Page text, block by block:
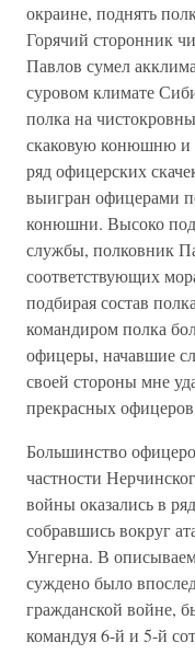
окраине, поднять
Горячий сторонник
Павлов сумел
суровом климате
полка на
скаковую конюшню и
ряд офицерских
выигран офицерами
конюшни. Высоко
службы, полковник
соответствующих
подбирая состав
командиром полка
офицеры, начавшие
своей стороны мне
прекрасных
Большинство
частности
войны оказались в
собравшись вокруг
Унгерна. В
суждено было
гражданской войне,
командуя 6-й и 5-й